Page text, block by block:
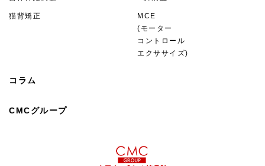
猫背矯正
MCE
(モーター
コントロール
エクササイズ)
コラム
CMCグループ